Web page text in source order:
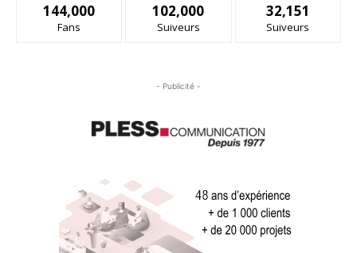
144,000
Fans
102,000
Suiveurs
32,151
Suiveurs
- Publicité -